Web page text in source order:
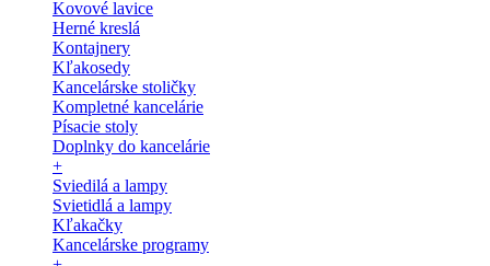
Kovové lavice
Herné kreslá
Kontajnery
Kľakosedy
Kancelárske stoličky
Kompletné kancelárie
Písacie stoly
Doplnky do kancelárie
+
Sviedilá a lampy
Svietidlá a lampy
Kľakačky
Kancelárske programy